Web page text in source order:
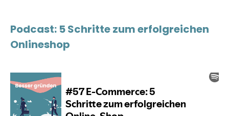
Podcast: 5 Schritte zum erfolgreichen
Onlineshop